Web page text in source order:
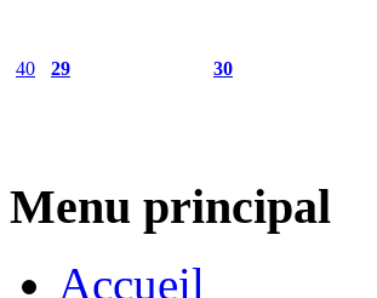
40 29
30
Menu principal
Accueil